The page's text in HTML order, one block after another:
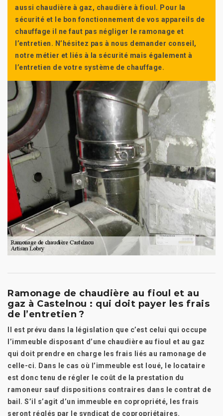
aussi chaudière à gaz, chaudière à fioul. Pour la
sécurité et le bon fonctionnement de vos appareils de
chauffage il ne faut pas négliger le ramonage et
l’entretien. N’hésitez pas à nous demander conseil,
notre métier et liés à la sécurité mais également à
l’entretien de votre système de chauffage.
Ramonage de chaudière au fioul et au
gaz à Castelnou : qui doit payer les frais
de l’entretien ?
Il est prévu dans la législation que c’est celui qui occupe
l’immeuble disposant d’une chaudière au fioul et au gaz
qui doit prendre en charge les frais liés au ramonage de
celle-ci. Dans le cas où l’immeuble est loué, le locataire
est donc tenu de régler le coût de la prestation du
ramoneur sauf dispositions contraires dans le contrat de
bail. S’il s’agit d’un immeuble en copropriété, les frais
seront réglés par le syndicat de copropriétaires.